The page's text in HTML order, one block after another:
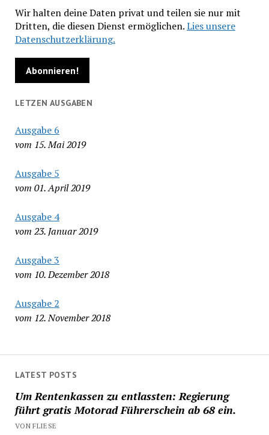
Wir halten deine Daten privat und teilen sie nur mit
Dritten, die diesen Dienst ermöglichen.Lies unsere
Datenschutzerklärung.
LETZEN AUSGABEN
Ausgabe 6
vom 15. Mai 2019
Ausgabe 5
vom 01. April 2019
Ausgabe 4
vom 23. Januar 2019
Ausgabe 3
vom 10. Dezember 2018
Ausgabe 2
vom 12. November 2018
LATEST POSTS
Um Rentenkassen zu entlassten: Regierung
führt gratis Motorad Führerschein ab 68 ein.
VON FLIESE